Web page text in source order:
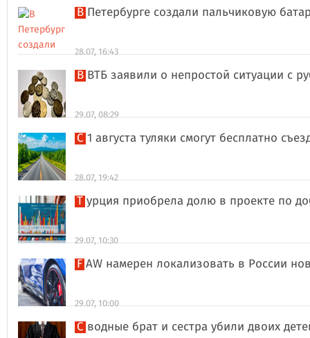
В Петербурге создали пальчиковую
28.07, 16:43
В ВТБ заявили о непростой ситуации с
29.07, 08:29
С 1 августа туляки смогут бесплатно
28.07, 19:42
Турция приобрела долю в проекте по
29.07, 10:30
FAW намерен локализовать в России
29.07, 10:00
Сводные брат и сестра убили двоих